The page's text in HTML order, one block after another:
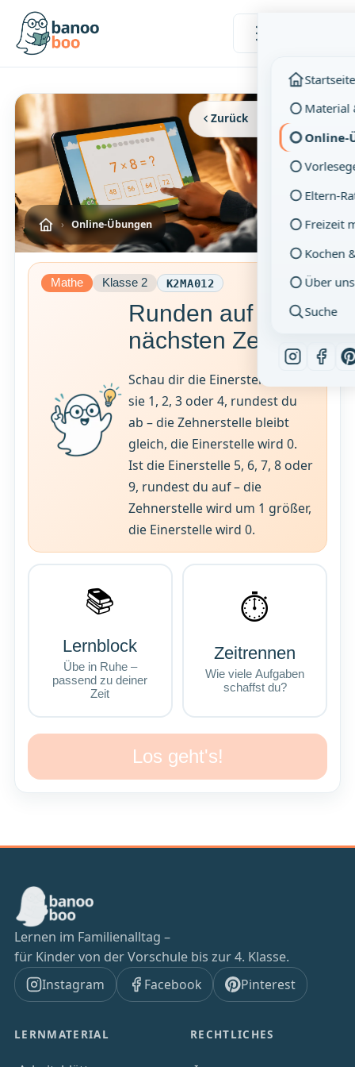
Startseite
Material
Online-
Eltern-
Freizeit
Kochen
Über uns
Suche
Zurück Vollbild
› Online-Übungen
Mathe Klasse 2 K2MA012
Runden auf den
nächsten Zehner
Schau dir die Einerstelle an: Ist
sie 1, 2, 3 oder 4, rundest du
ab – die Zehnerstelle bleibt
gleich, die Einerstelle wird 0.
Ist die Einerstelle 5, 6, 7, 8 oder
9, rundest du auf – die
Zehnerstelle wird um 1 größer,
die Einerstelle wird 0.
📚
Lernblock
Übe in Ruhe –
passend zu deiner
Zeit
⏱
Zeitrennen
Wie viele Aufgaben
schaffst du?
Los geht's!
Lernen im Familienalltag –
für Kinder von der Vorschule bis zur 4. Klasse.
Instagram
Facebook Pinterest
LERNMATERIAL RECHTLICHES